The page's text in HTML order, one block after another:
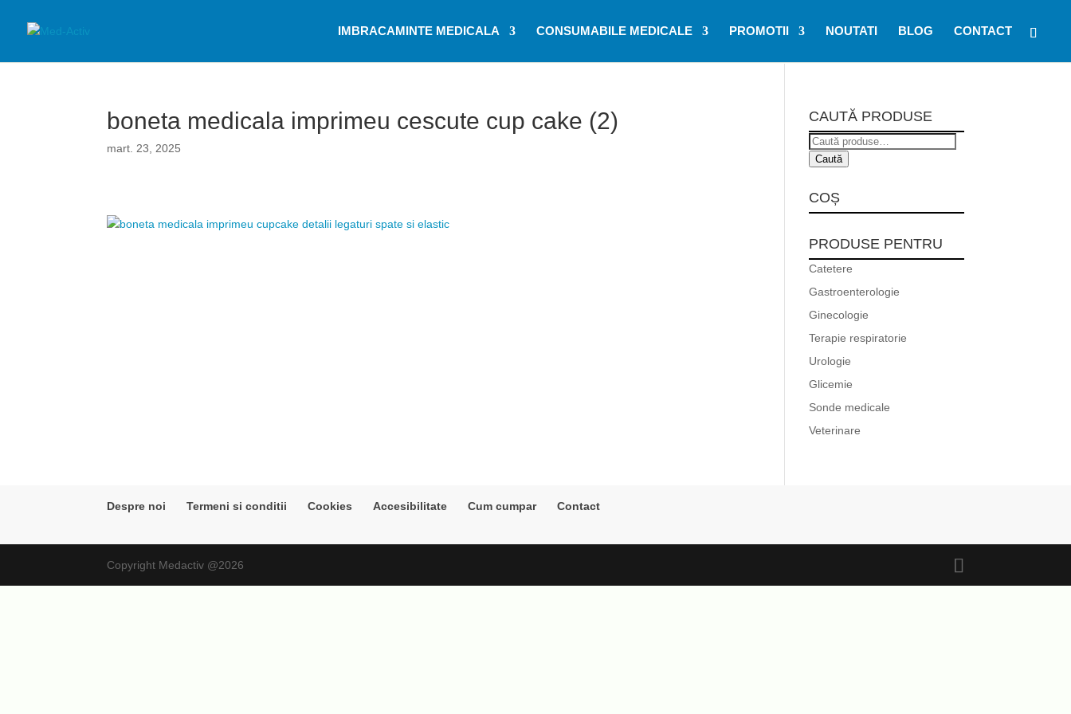
IMBRACAMINTE MEDICALA CONSUMABILE MEDICALE PROMOTII NOUTATI BLOG CONTACT
boneta medicala imprimeu cescute cup cake (2)
mart. 23, 2025
CAUTĂ PRODUSE
Caută
după:
Caută
COȘ
PRODUSE PENTRU
Catetere
Gastroenterologie
Ginecologie
Terapie respiratorie
Urologie
Glicemie
Sonde medicale
Veterinare
Despre noi Termeni si conditii Cookies Accesibilitate Cum cumpar Contact
Copyright Medactiv @2026